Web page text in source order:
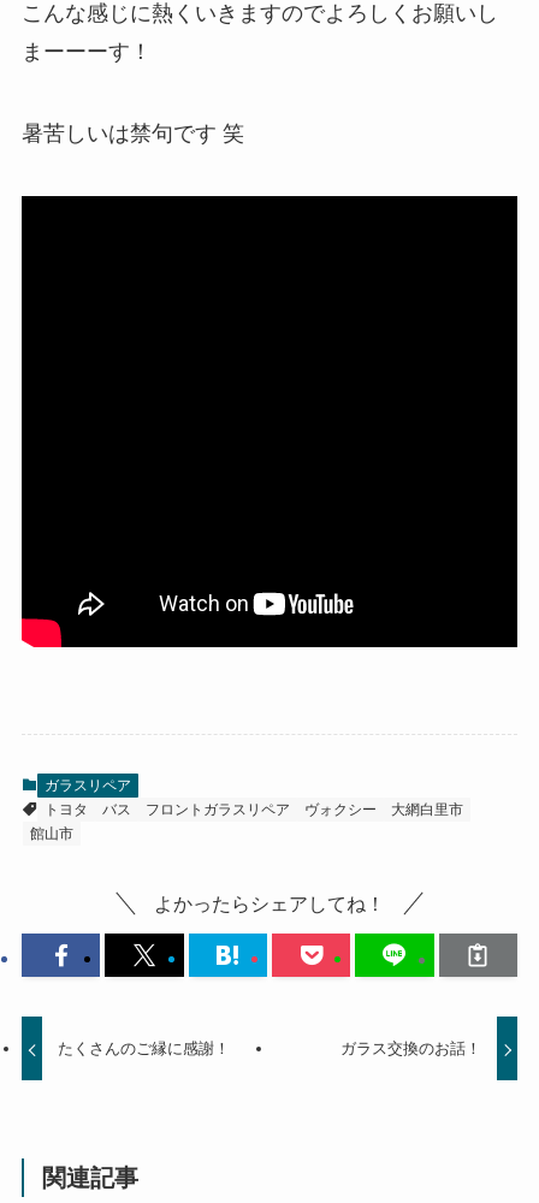
こんな感じに熱くいきますのでよろしくお願いし
まーーーす！
暑苦しいは禁句です 笑
ガラスリペア
トヨタ
バス フロントガラスリペア ヴォクシー
大網白里市
館山市
よかったらシェアしてね！
たくさんのご縁に感謝！ ガラス交換のお話！
関連記事